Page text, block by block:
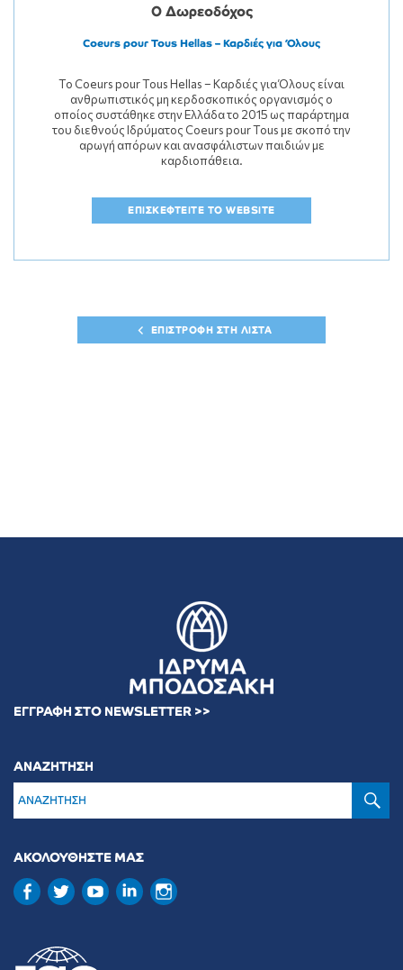
Ο Δωρεοδόχος
Coeurs pour Tous Hellas – Καρδιές για Όλους
To Coeurs pour Tous Hellas – Καρδιές για Όλους είναι
ανθρωπιστικός μη κερδοσκοπικός οργανισμός ο
οποίος συστάθηκε στην Ελλάδα το 2015 ως παράρτημα
του διεθνούς Ιδρύματος Coeurs pour Tous με σκοπό την
αρωγή απόρων και ανασφάλιστων παιδιών με
καρδιοπάθεια.
ΕΠΙΣΚΕΦΤΕΙΤΕ ΤΟ WEBSITE
ΕΠΙΣΤΡΟΦΗ ΣΤΗ ΛΙΣΤΑ
ΕΓΓΡΑΦΗ ΣΤΟ NEWSLETTER >>
ΑΝΑΖΗΤΗΣΗ
ΑΚΟΛΟΥΘΗΣΤΕ ΜΑΣ